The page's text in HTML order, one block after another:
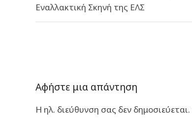
Εναλλακτική Σκηνή της ΕΛΣ
Αφήστε μια απάντηση
Η ηλ. διεύθυνση σας δεν δημοσιεύεται.